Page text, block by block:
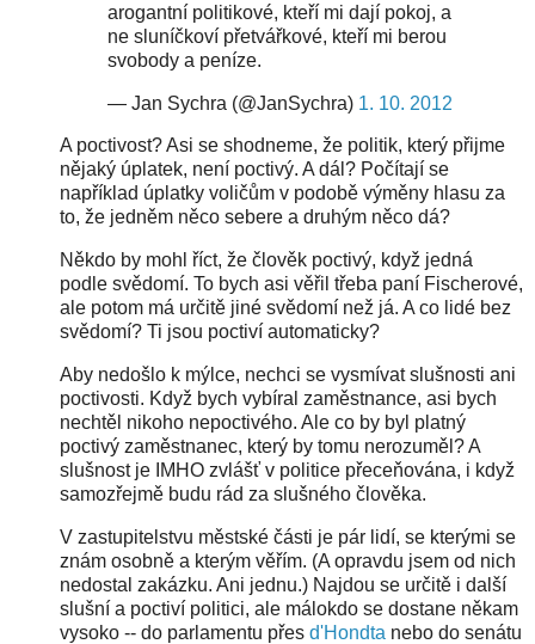
arogantní politikové, kteří mi dají pokoj, a
ne sluníčkoví přetvářkové, kteří mi berou
svobody a peníze.
— Jan Sychra (@JanSychra) 1. 10. 2012
A poctivost? Asi se shodneme, že politik, který přijme
nějaký úplatek, není poctivý. A dál? Počítají se
například úplatky voličům v podobě výměny hlasu za
to, že jedněm něco sebere a druhým něco dá?
Někdo by mohl říct, že člověk poctivý, když jedná
podle svědomí. To bych asi věřil třeba paní Fischerové,
ale potom má určitě jiné svědomí než já. A co lidé bez
svědomí? Ti jsou poctiví automaticky?
Aby nedošlo k mýlce, nechci se vysmívat slušnosti ani
poctivosti. Když bych vybíral zaměstnance, asi bych
nechtěl nikoho nepoctivého. Ale co by byl platný
poctivý zaměstnanec, který by tomu nerozuměl? A
slušnost je IMHO zvlášť v politice přeceňována, i když
samozřejmě budu rád za slušného člověka.
V zastupitelstvu městské části je pár lidí, se kterými se
znám osobně a kterým věřím. (A opravdu jsem od nich
nedostal zakázku. Ani jednu.) Najdou se určitě i další
slušní a poctiví politici, ale málokdo se dostane někam
vysoko -- do parlamentu přes d'Hondta nebo do senátu